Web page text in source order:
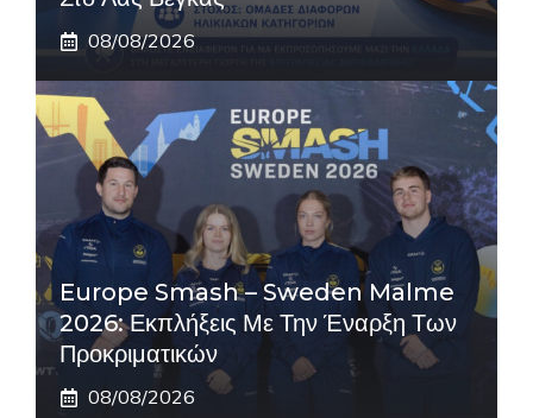
08/08/2026
Europe Smash – Sweden Malme
2026: Εκπλήξεις Με Την Έναρξη Των
Προκριματικών
08/08/2026